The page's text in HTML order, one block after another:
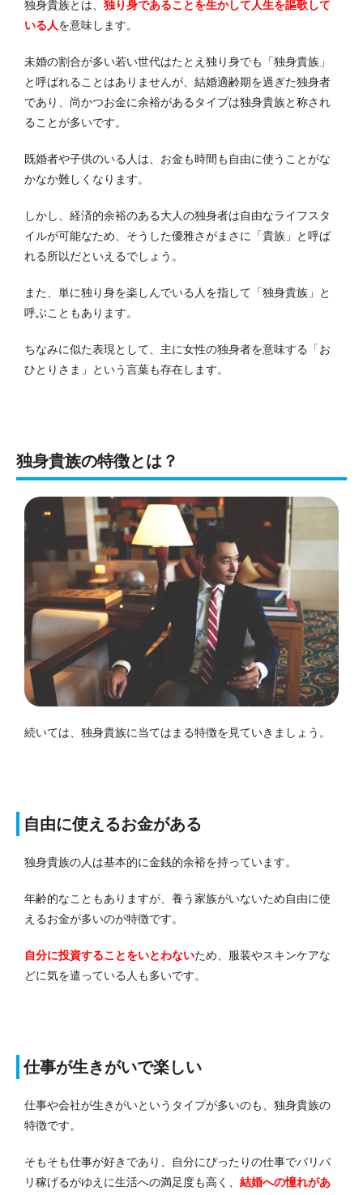
独身貴族とは、 独り身であることを生かして人生を謳歌して
いる人を意味します。
未婚の割合が多い若い世代はたとえ独り身でも「独身貴族」
と呼ばれることはありませんが、結婚適齢期を過ぎた独身者
であり、尚かつお金に余裕があるタイプは独身貴族と称され
ることが多いです。
既婚者や子供のいる人は、お金も時間も自由に使うことがな
かなか難しくなります。
しかし、経済的余裕のある大人の独身者は自由なライフスタ
イルが可能なため、そうした優雅さがまさに「貴族」と呼ば
れる所以だといえるでしょう。
また、単に独り身を楽しんでいる人を指して「独身貴族」と
呼ぶこともあります。
ちなみに似た表現として、主に女性の独身者を意味する「お
ひとりさま」という言葉も存在します。
独身貴族の特徴とは？
続いては、独身貴族に当てはまる特徴を見ていきましょう。
自由に使えるお金がある
独身貴族の人は基本的に金銭的余裕を持っています。
年齢的なこともありますが、養う家族がいないため自由に使
えるお金が多いのが特徴です。
自分に投資することをいとわないため、服装やスキンケアな
どに気を遣っている人も多いです。
仕事が生きがいで楽しい
仕事や会社が生きがいというタイプが多いのも、独身貴族の
特徴です。
そもそも仕事が好きであり、自分にぴったりの仕事でバリバ
リ稼げるがゆえに生活への満足度も高く、 結婚への憧れがあ